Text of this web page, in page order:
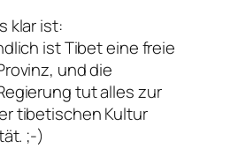
klar ist:
ist Tibet eine freie
und die
tut alles zur
tibetischen Kultur
;-)